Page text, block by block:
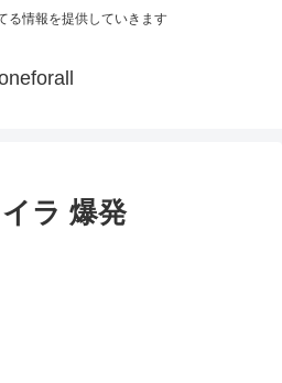
る情報を提供していきます
ラ 爆発